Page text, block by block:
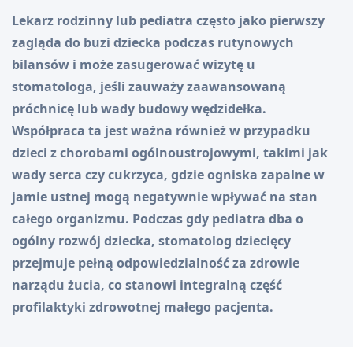
Lekarz rodzinny lub pediatra często jako pierwszy
zagląda do buzi dziecka podczas rutynowych
bilansów i może zasugerować wizytę u
stomatologa, jeśli zauważy zaawansowaną
próchnicę lub wady budowy wędzidełka.
Współpraca ta jest ważna również w przypadku
dzieci z chorobami ogólnoustrojowymi, takimi jak
wady serca czy cukrzyca, gdzie ogniska zapalne w
jamie ustnej mogą negatywnie wpływać na stan
całego organizmu. Podczas gdy pediatra dba o
ogólny rozwój dziecka, stomatolog dziecięcy
przejmuje pełną odpowiedzialność za zdrowie
narządu żucia, co stanowi integralną część
profilaktyki zdrowotnej małego pacjenta.